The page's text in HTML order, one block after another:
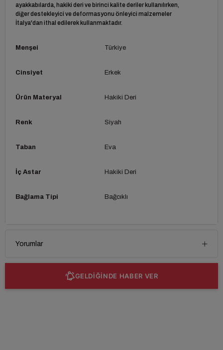
ayakkabılarda, hakiki deri ve birinci kalite deriler kullanılırken,
diğer destekleyici ve deformasyonu önleyici malzemeler
İtalya'dan ithal edilerek kullanmaktadır.
Menşei Türkiye
Cinsiyet Erkek
Ürün Materyal Hakiki Deri
Renk Siyah
Taban Eva
İç Astar Hakiki Deri
Bağlama Tipi Bağcıklı
Yorumlar
GELDİĞİNDE HABER VER